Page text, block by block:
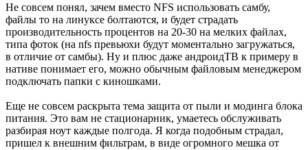
Не совсем понял, зачем вместо NFS использовать самбу,
файлы то на линуксе болтаются, и будет страдать
производительность процентов на 20-30 на мелких файлах,
типа фоток (на nfs превьюхи будут моментально загружаться,
в отличие от самбы). Ну и плюс даже андроидТВ к примеру в
нативе понимает его, можно обычным файловым менеджером
подключать папки с киношками.
Еще не совсем раскрыта тема защита от пыли и модинга блока
питания. Это вам не стационарник, умаетесь обслуживать
разбирая ноут каждые полгода. Я когда подобным страдал,
пришел к внешним фильтрам, в виде огромного мешка от